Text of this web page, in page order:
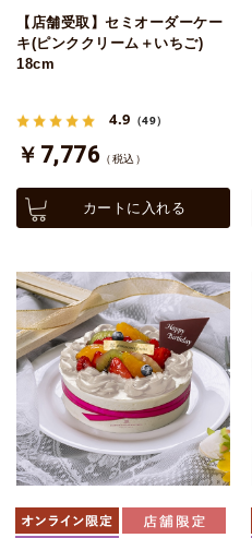
【店舗受取】セミオーダーケー
キ(ピンククリーム＋いちご)
18cm
4.9 （49）
￥7,776 （税込）
カートに入れる